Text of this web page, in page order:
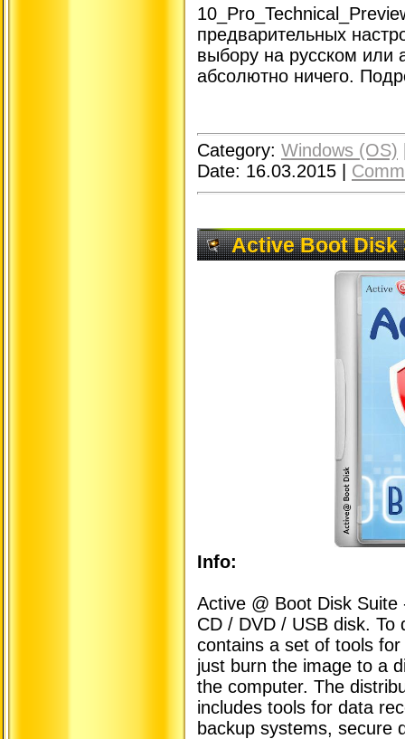
предварительных
выбору на русском или
абсолютно ничего.
Category: Windows (OS)
Date: 16.03.2015
Active Boot Disk
Info:
Active @ Boot Disk
CD / DVD / USB disk. To
contains a set of tools
just burn the image to a
the computer. The
includes tools for data
backup systems, secure